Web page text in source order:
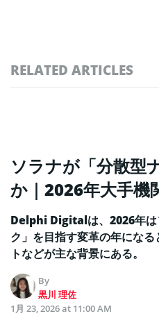
RELATED ARTICLES
ソラナが「分散型
か｜2026年大手機
Delphi Digitalは、2026年は
ク」を目指す変革の年にな
トなどが主な背景にある。
By
黒川 理佐
1月 23, 2026 at 11:00 AM